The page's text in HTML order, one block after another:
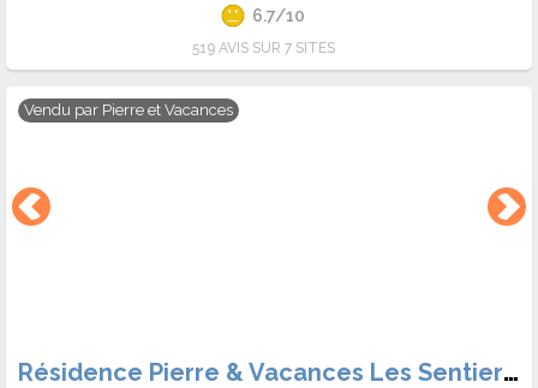
6.7/10
519 AVIS SUR 7 SITES
Vendu par Pierre et Vacances
Résidence Pierre & Vacances Les Sentiers du Tueda